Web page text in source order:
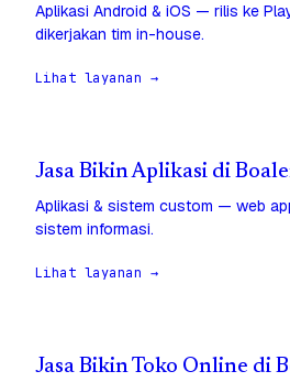
Aplikasi Android & iOS — rilis ke
dikerjakan tim in-house.
Lihat layanan →
Jasa Bikin Aplikasi di
Aplikasi & sistem custom — web
sistem informasi.
Lihat layanan →
Jasa Bikin Toko Online di